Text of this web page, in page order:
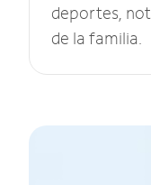
deportes,
de la familia.